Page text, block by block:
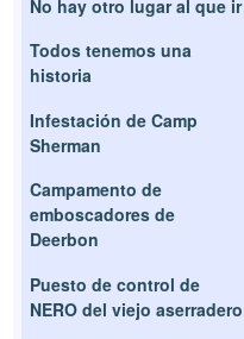
No hay otro lugar al que ir
Todos tenemos una
historia
Infestación de Camp
Sherman
Campamento de
emboscadores de
Deerbon
Puesto de control de
NERO del viejo aserradero